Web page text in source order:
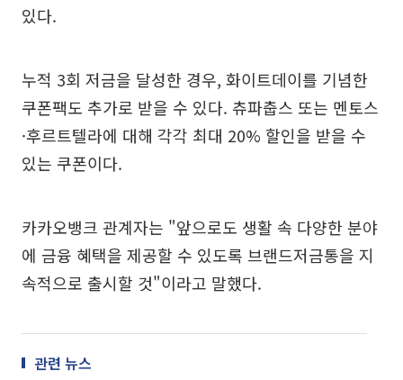
있다.
누적 3회 저금을 달성한 경우, 화이트데이를 기념한
쿠폰팩도 추가로 받을 수 있다. 츄파춥스 또는 멘토스
·후르트텔라에 대해 각각 최대 20% 할인을 받을 수
있는 쿠폰이다.
카카오뱅크 관계자는 "앞으로도 생활 속 다양한 분야
에 금융 혜택을 제공할 수 있도록 브랜드저금통을 지
속적으로 출시할 것"이라고 말했다.
관련 뉴스